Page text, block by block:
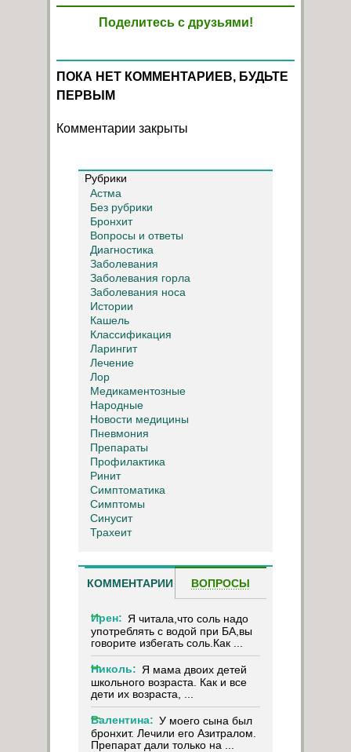
Поделитесь с друзьями!
ПОКА НЕТ КОММЕНТАРИЕВ, БУДЬТЕ
ПЕРВЫМ
Комментарии закрыты
Рубрики
Астма
Без рубрики
Бронхит
Вопросы и ответы
Диагностика
Заболевания
Заболевания горла
Заболевания носа
Истории
Кашель
Классификация
Ларингит
Лечение
Лор
Медикаментозные
Народные
Новости медицины
Пневмония
Препараты
Профилактика
Ринит
Симптоматика
Симптомы
Синусит
Трахеит
КОММЕНТАРИИ ВОПРОСЫ
Ирен: Я читала,что соль надо
употреблять с водой при БА,вы
говорите избегать соль.Как ...
Николь: Я мама двоих детей
школьного возраста. Как и все
дети их возраста, ...
Валентина: У моего сына был
бронхит. Лечили его Азитралом.
Препарат дали только на ...